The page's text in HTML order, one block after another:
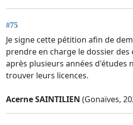
#75
Je signe cette pétition afin de
prendre en charge le dossier des
après plusieurs années d'études
trouver leurs licences.
Acerne SAINTILIEN (Gonaïves,